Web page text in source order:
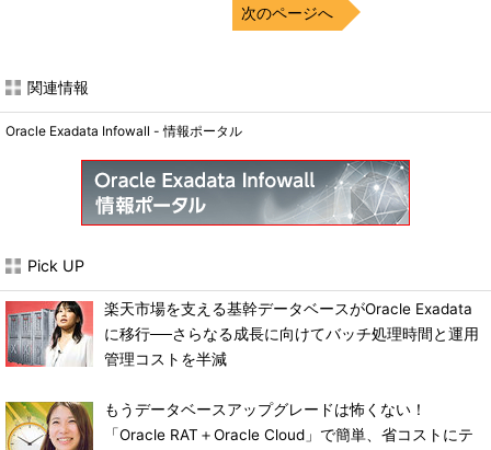
次のページへ
関連情報
Oracle Exadata Infowall - 情報ポータル
Pick UP
楽天市場を支える基幹データベースがOracle Exadata
に移行──さらなる成長に向けてバッチ処理時間と運用
管理コストを半減
もうデータベースアップグレードは怖くない！
「Oracle RAT＋Oracle Cloud」で簡単、省コストにテ